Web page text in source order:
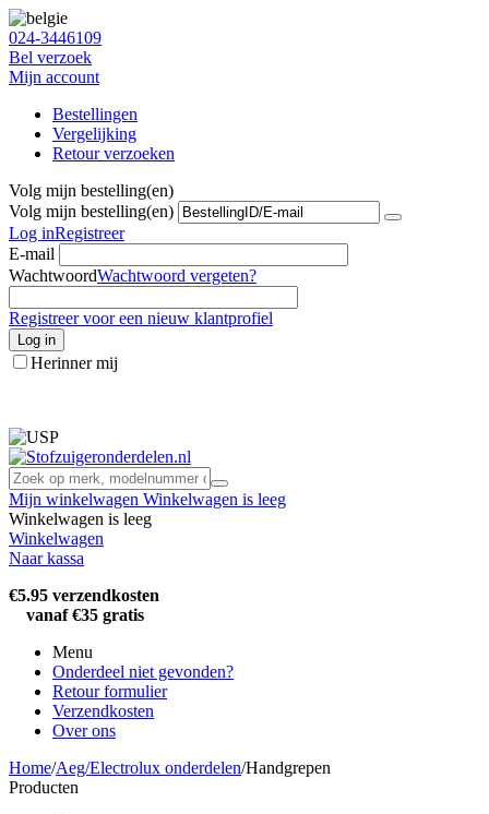
024-3446109
Bel verzoek
Mijn account
Bestellingen
Vergelijking
Retour verzoeken
Volg mijn bestelling(en)
Volg mijn bestelling(en)
Log inRegistreer
E-mail
WachtwoordWachtwoord vergeten?
Registreer voor een nieuw klantprofiel
Log in
Herinner mij
Mijn winkelwagen Winkelwagen is leeg
Winkelwagen is leeg
Winkelwagen
Naar kassa
€5.95 verzendkosten
vanaf €35 gratis
Menu
Onderdeel niet gevonden?
Retour formulier
Verzendkosten
Over ons
Home/Aeg/Electrolux onderdelen/Handgrepen
Producten